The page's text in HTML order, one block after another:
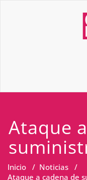
Ataque
Inicio / Noticias /
Ataque a cadena de